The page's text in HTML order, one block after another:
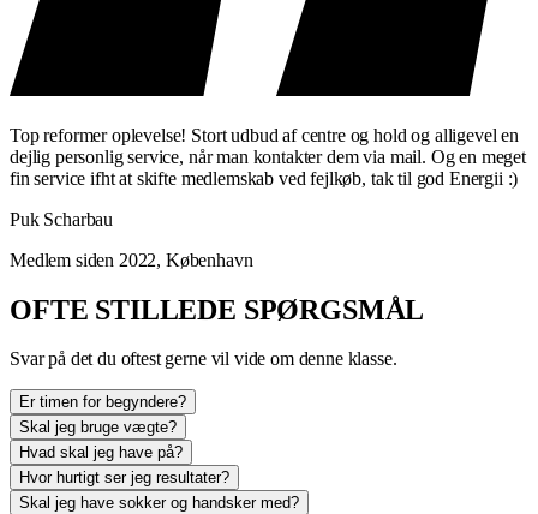
Top reformer oplevelse! Stort udbud af centre og hold og alligevel en
dejlig personlig service, når man kontakter dem via mail. Og en meget
fin service ifht at skifte medlemskab ved fejlkøb, tak til god Energii :)
Puk Scharbau
Medlem siden 2022, København
OFTE STILLEDE SPØRGSMÅL
Svar på det du oftest gerne vil vide om denne klasse.
Er timen for begyndere?
Skal jeg bruge vægte?
Hvad skal jeg have på?
Hvor hurtigt ser jeg resultater?
Skal jeg have sokker og handsker med?